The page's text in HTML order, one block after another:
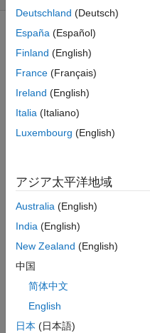
this
one,
to find
largest
in a
vector
and
the
sum
those
numbers.
Deutschland (Deutsch)
España (Español)
Finland (English)
France (Français)
Ireland (English)
Italia (Italiano)
Luxembourg (English)
アジア太平洋地域
Australia (English)
India (English)
New Zealand (English)
中国
简体中文
English
日本 (日本語)